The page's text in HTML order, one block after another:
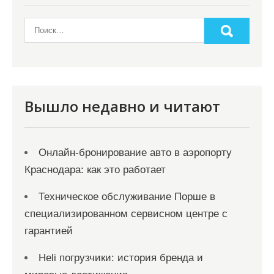
Вышло недавно и читают
Онлайн‑бронирование авто в аэропорту
Краснодара: как это работает
Техническое обслуживание Порше в
специализированном сервисном центре с
гарантией
Heli погрузчики: история бренда и